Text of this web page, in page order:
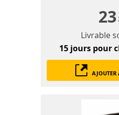
23
Livrable
15 jours pour
AJOUTER